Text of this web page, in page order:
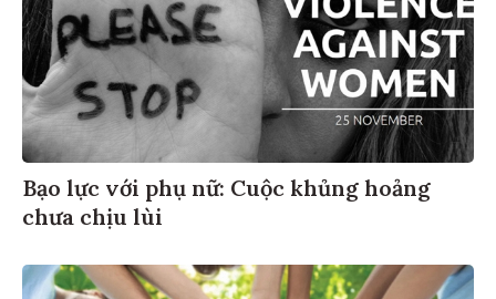
Bạo lực với phụ nữ: Cuộc khủng hoảng
chưa chịu lùi